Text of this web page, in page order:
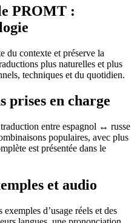
PROMT :
contexte et préserve la
plus naturelles et plus
techniques et du quotidien.
prises en charge
entre espagnol ↔ russe
populaires, avec plus
est présentée dans le
et audio
d’usage réels et des